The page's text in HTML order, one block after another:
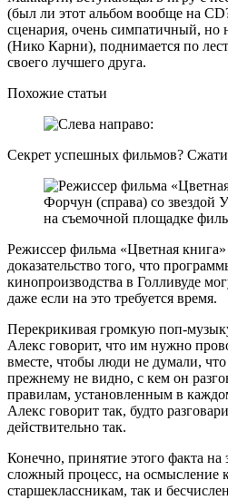
(был ли этот альбом вообще на
сценария, очень симпатичный, но
(Нико Карни), поднимается по
своего лучшего друга.
Похожие статьи
Секрет успешных фильмов?
Режиссер фильма «Цветная
доказательство того, что
кинопроизводства в Голливуде
даже если на это требуется время.
Перекрикивая громкую поп-
Алекс говорит, что им нужно
вместе, чтобы люди не думали,
прежнему не видно, с кем он
правилам, установленным в
Алекс говорит так, будто
действительно так.
Конечно, принятие этого факта
сложный процесс, на осмысление
старшеклассникам, так и